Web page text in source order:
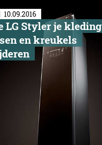
10.09.2016
LG Styler je kleding
en kreukels